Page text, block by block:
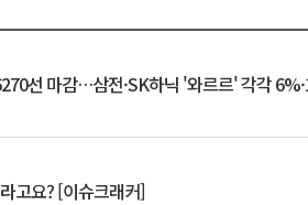
선 마감…삼전·SK하닉 '와르르' 각각
고요? [이슈크래커]